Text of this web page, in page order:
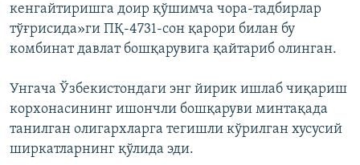
кенгайтиришга доир қўшимча чора-тадбирлар
тўғрисида»ги ПҚ-4731-сон қарори билан бу
комбинат давлат бошқарувига қайтариб олинган.
Унгача Ўзбекистондаги энг йирик ишлаб чиқариш
корхонасининг ишончли бошқаруви минтақада
танилган олигархларга тегишли кўрилган хусусий
ширкатларнинг қўлида эди.